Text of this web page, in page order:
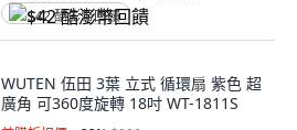
$42 酷澎幣回饋
WUTEN 伍田 3葉 立式 循環扇 紫色 超
廣角 可360度旋轉 18吋 WT-1811S